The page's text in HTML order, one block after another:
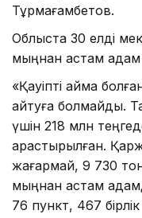
Тұрмағамбетов.
Облыста 30 елді
мыңнан астам
«Қауіпті аймақ
айтуға болмайды.
үшін 218 млн
қарастырылған.
жағармай, 9 730
мыңнан астам
76 пункт, 467